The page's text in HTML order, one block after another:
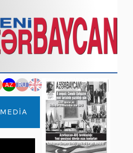
AZ RU EN
MEDİA
×